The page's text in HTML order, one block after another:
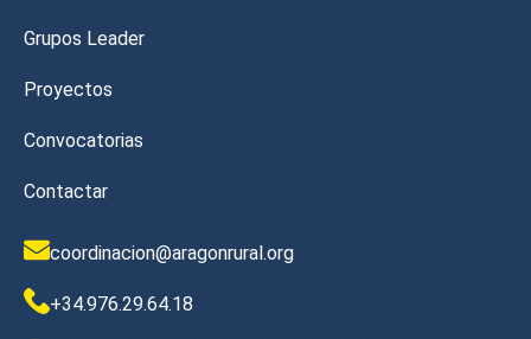
Grupos Leader
Proyectos
Convocatorias
Contactar
coordinacion@aragonrural.org
+34.976.29.64.18